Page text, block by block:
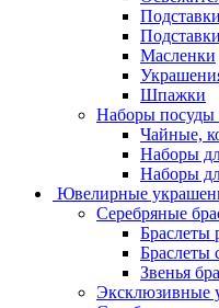
Масленки
Шпажки
Наборы посуды
Чайные,
Наборы
Наборы
Ювелирные
Серебряные
Браслеты
Браслеты
Звенья
Эксклюзивные